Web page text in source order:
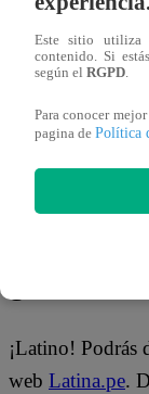
Mira el
¡Latino! Podrás
web Latina.pe.
Este sitio utiliza
contenido. Si
según el RGPD.
Para conocer
pagina de Política